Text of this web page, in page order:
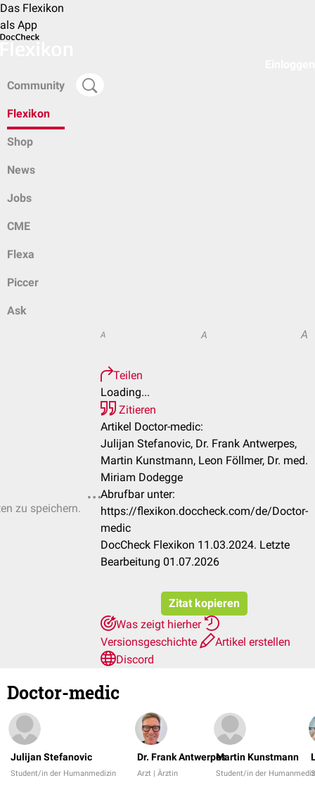
Das Flexikon
als App
Community
Flexikon
Shop
News
Jobs
CME
Flexa
Piccer
Ask
zu speichern.
A A A
Teilen
Loading...
Zitieren
Artikel Doctor-medic:
Julijan Stefanovic, Dr. Frank Antwerpes,
Martin Kunstmann, Leon Föllmer, Dr. med.
Miriam Dodegge
Abrufbar unter:
https://flexikon.doccheck.com/de/Doctor-
medic
DocCheck Flexikon 11.03.2024. Letzte
Bearbeitung 01.07.2026
Zitat kopieren
Was zeigt hierher
Versionsgeschichte
Artikel erstellen
Discord
Doctor-medic
Julijan Stefanovic
Student/in der Humanmedizin
Dr. Frank Antwerpes
Arzt | Ärztin
Martin Kunstmann
Student/in der